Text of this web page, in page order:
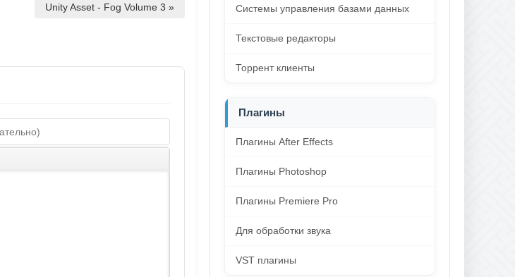
Unity Asset - Fog Volume 3 » Системы управления базами данных
Текстовые редакторы
Торрент клиенты
Плагины
Плагины After Effects
Плагины Photoshop
Плагины Premiere Pro
Для обработки звука
VST плагины